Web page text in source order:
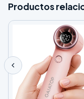
Productos